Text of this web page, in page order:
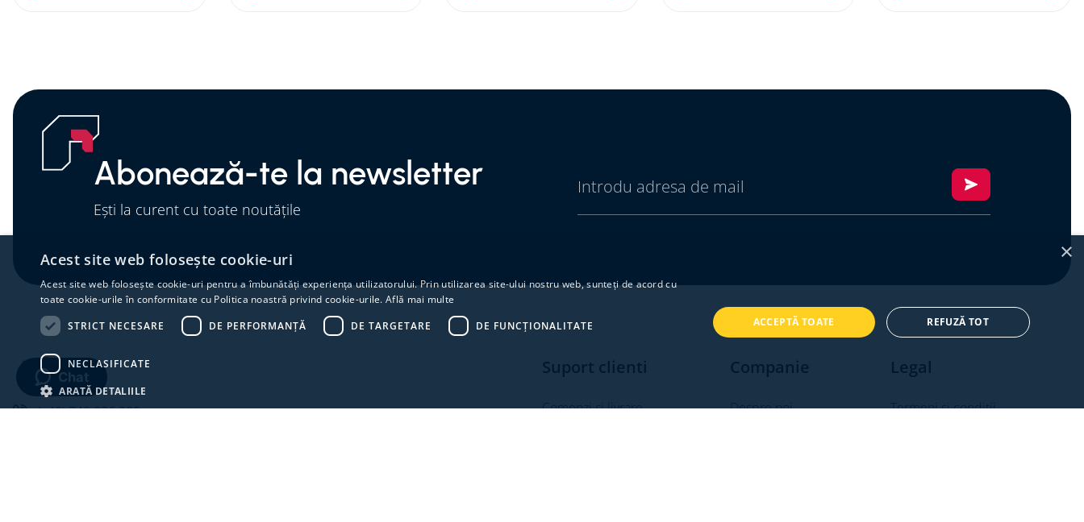
Abonează-te la newsletter
Ești la curent cu toate noutățile
(+40) 740 236 209
Suport clienti
Comenzi si livrare
Companie
Despre noi
Legal
Termeni si conditii
Chat
×
Acest site web folosește cookie-uri
Acest site web folosește cookie-uri pentru a îmbunătăți experiența utilizatorului. Prin utilizarea site-ului nostru web, sunteți de acord cu
toate cookie-urile în conformitate cu Politica noastră privind cookie-urile.Află mai multe
STRICT NECESARE
DE PERFORMANȚĂ DE TARGETARE DE FUNCŢIONALITATE
NECLASIFICATE
ARATĂ DETALIILE
ACCEPTĂ TOATE REFUZĂ TOT